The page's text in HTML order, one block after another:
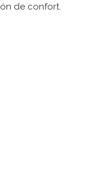
de confort.